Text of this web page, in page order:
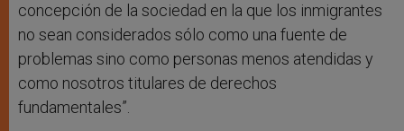
concepción de la sociedad en la que los inmigrantes
no sean considerados sólo como una fuente de
problemas sino como personas menos atendidas y
como nosotros titulares de derechos
fundamentales”.